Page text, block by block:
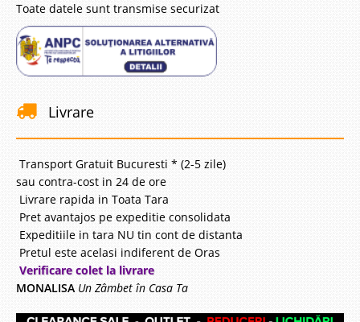
Toate datele sunt transmise securizat
Livrare
Transport Gratuit Bucuresti * (2-5 zile)
sau contra-cost in 24 de ore
Livrare rapida in Toata Tara
Pret avantajos pe expeditie consolidata
Expeditiile in tara NU tin cont de distanta
Pretul este acelasi indiferent de Oras
Verificare colet la livrare
MONALISA Un Zâmbet în Casa Ta